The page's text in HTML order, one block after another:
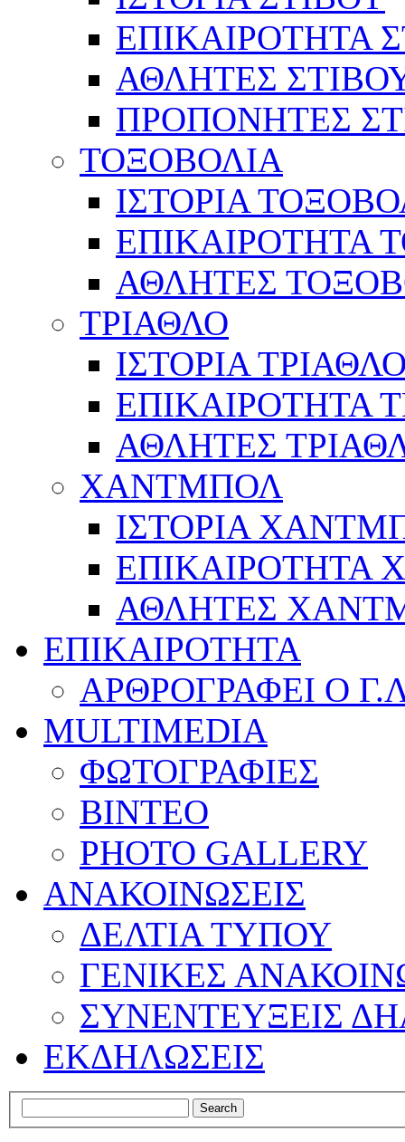
ΕΠΙΚΑΙΡΟΤΗΤΑ
ΑΘΛΗΤΕΣ
ΠΡΟΠΟΝΗΤΕΣ
ΤΟΞΟΒΟΛΙΑ
ΙΣΤΟΡΙΑ
ΕΠΙΚΑΙΡΟΤΗΤΑ
ΑΘΛΗΤΕΣ
ΤΡΙΑΘΛΟ
ΙΣΤΟΡΙΑ
ΕΠΙΚΑΙΡΟΤΗΤΑ
ΑΘΛΗΤΕΣ
ΧΑΝΤΜΠΟΛ
ΙΣΤΟΡΙΑ
ΕΠΙΚΑΙΡΟΤΗΤΑ
ΑΘΛΗΤΕΣ
ΕΠΙΚΑΙΡΟΤΗΤΑ
ΑΡΘΡΟΓΡΑΦΕΙ Ο
MULTIMEDIA
ΦΩΤΟΓΡΑΦΙΕΣ
ΒΙΝΤΕΟ
PHOTO GALLERY
ΑΝΑΚΟΙΝΩΣΕΙΣ
ΔΕΛΤΙΑ ΤΥΠΟΥ
ΓΕΝΙΚΕΣ
ΣΥΝΕΝΤΕΥΞΕΙΣ
ΕΚΔΗΛΩΣΕΙΣ